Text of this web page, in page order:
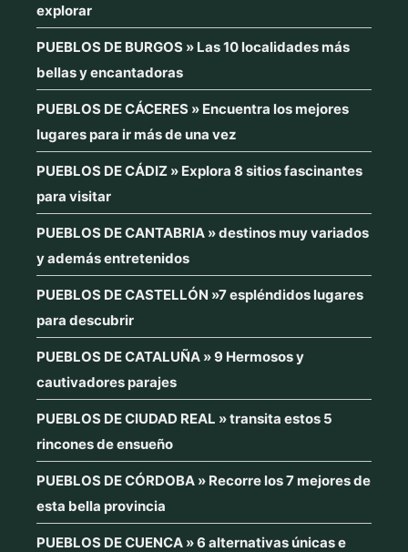
explorar
PUEBLOS DE BURGOS » Las 10 localidades más
bellas y encantadoras
PUEBLOS DE CÁCERES » Encuentra los mejores
lugares para ir más de una vez
PUEBLOS DE CÁDIZ » Explora 8 sitios fascinantes
para visitar
PUEBLOS DE CANTABRIA » destinos muy variados
y además entretenidos
PUEBLOS DE CASTELLÓN »7 espléndidos lugares
para descubrir
PUEBLOS DE CATALUÑA » 9 Hermosos y
cautivadores parajes
PUEBLOS DE CIUDAD REAL » transita estos 5
rincones de ensueño
PUEBLOS DE CÓRDOBA » Recorre los 7 mejores de
esta bella provincia
PUEBLOS DE CUENCA » 6 alternativas únicas e